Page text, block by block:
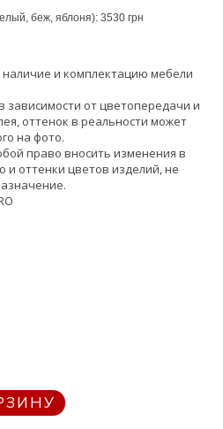
беж, яблоня): 3530 грн
и комплектацию мебели
от цветопередачи и
оттенок в реальности может
на фото.
право вносить изменения в
оттенки цветов изделий, не